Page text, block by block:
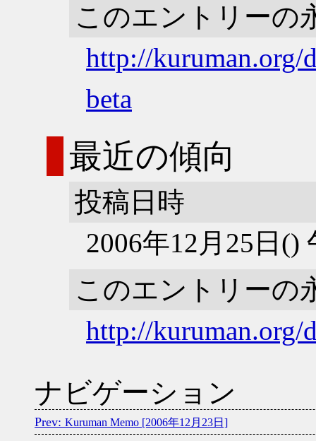
このエントリーの
http://kuruman.org/
beta
最近の傾向
投稿日時
2006年12月25日()
このエントリーの
http://kuruman.org/
ナビゲーション
Kuruman Memo [2006年12月23日]